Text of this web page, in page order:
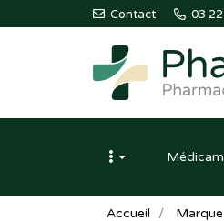
Contact 03
Paque
Accueil Marque